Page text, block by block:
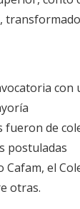
con
fueron de
postuladas
Cafam, el
otras.